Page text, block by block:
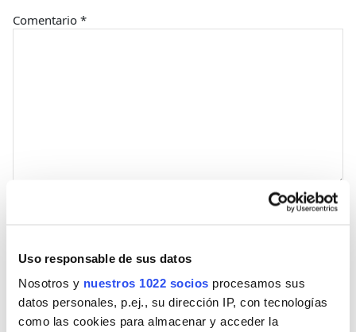
Uso responsable de sus datos
Nosotros y nuestros 1022 socios procesamos sus
datos personales, p.ej., su dirección IP, con tecnologías
como las cookies para almacenar y acceder la
Comentario *
Correo